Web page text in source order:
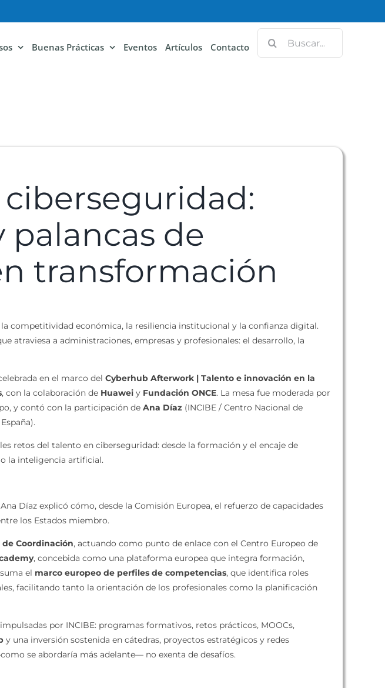
Buenas Prácticas Eventos Artículos Contacto
palancas de
transformación
competitividad económica, la resiliencia institucional y la confianza digital.
atraviesa a administraciones, empresas y profesionales: el desarrollo, la
en el marco del Cyberhub Afterwork | Talento e innovación en la
, con la colaboración de Huaweiy Fundación ONCE. La mesa fue moderada por
y contó con la participación de Ana Díaz(INCIBE / Centro Nacional de
retos del talento en ciberseguridad: desde la formación y el encaje de
la inteligencia artificial.
Díaz explicó cómo, desde la Comisión Europea, el refuerzo de capacidades
los Estados miembro.
Coordinación, actuando como punto de enlace con el Centro Europeo de
, concebida como una plataforma europea que integra formación,
el marco europeo de perfiles de competencias, que identifica roles
facilitando tanto la orientación de los profesionales como la planificación
por INCIBE: programas formativos, retos prácticos, MOOCs,
y una inversión sostenida en cátedras, proyectos estratégicos y redes
se abordaría más adelante— no exenta de desafíos.